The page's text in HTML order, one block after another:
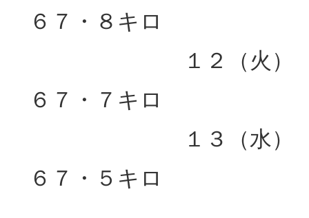
６７・８キロ
１２（火）
６７・７キロ
１３（水）
６７・５キロ